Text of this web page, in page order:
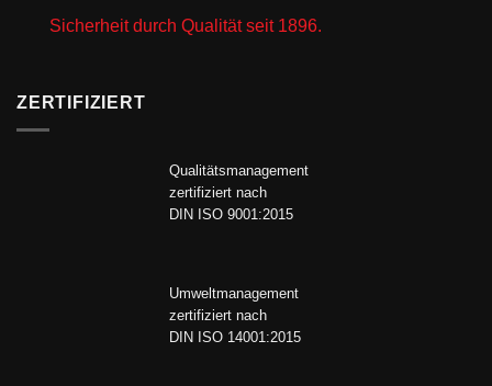
Sicherheit durch Qualität seit 1896.
ZERTIFIZIERT
Qualitätsmanagement
zertifiziert nach
DIN ISO 9001:2015
Umweltmanagement
zertifiziert nach
DIN ISO 14001:2015